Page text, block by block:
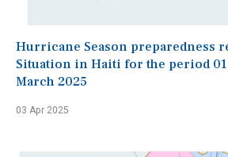
Hurricane Season preparedness
Situation in Haiti for the period
March 2025
03 Apr 2025